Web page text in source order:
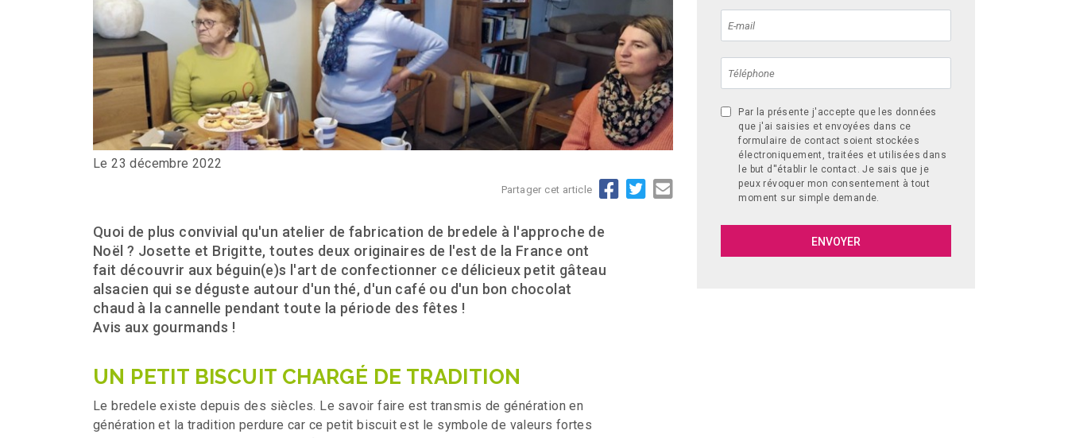
Le 23 décembre 2022
Partager cet article
Quoi de plus convivial qu'un atelier de fabrication de bredele à l'approche de
Noël ? Josette et Brigitte, toutes deux originaires de l'est de la France ont
fait découvrir aux béguin(e)s l'art de confectionner ce délicieux petit gâteau
alsacien qui se déguste autour d'un thé, d'un café ou d'un bon chocolat
chaud à la cannelle pendant toute la période des fêtes !
Avis aux gourmands !
UN PETIT BISCUIT CHARGÉ DE TRADITION
Le bredele existe depuis des siècles. Le savoir faire est transmis de génération en
génération et la tradition perdure car ce petit biscuit est le symbole de valeurs fortes
Par la présente j'accepte que les données
que j'ai saisies et envoyées dans ce
formulaire de contact soient stockées
électroniquement, traitées et utilisées dans
le but d''établir le contact. Je sais que je
peux révoquer mon consentement à tout
moment sur simple demande.